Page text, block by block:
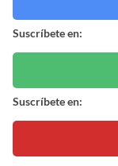
Suscríbete en:
Suscríbete en: